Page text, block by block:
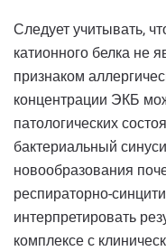
Следует учитывать,
катионного белка не
признаком
концентрации ЭКБ
патологических
бактериальный
новообразования
респираторно-
интерпретировать
комплексе с